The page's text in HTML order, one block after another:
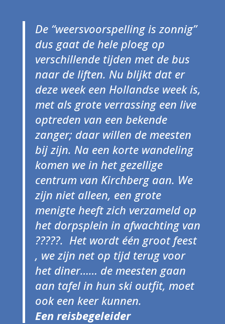
De “weersvoorspelling is zonnig”
dus gaat de hele ploeg op
verschillende tijden met de bus
naar de liften. Nu blijkt dat er
deze week een Hollandse week is,
met als grote verrassing een live
optreden van een bekende
zanger; daar willen de meesten
bij zijn. Na een korte wandeling
komen we in het gezellige
centrum van Kirchberg aan. We
zijn niet alleen, een grote
menigte heeft zich verzameld op
het dorpsplein in afwachting van
?????. Het wordt één groot feest
, we zijn net op tijd terug voor
het diner…… de meesten gaan
aan tafel in hun ski outfit, moet
ook een keer kunnen.
Een reisbegeleider